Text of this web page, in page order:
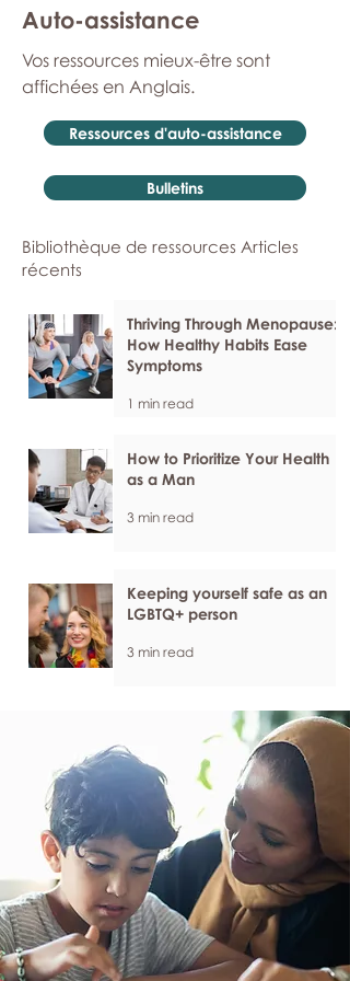
Auto-assistance
Vos ressources mieux-être sont
affichées en Anglais.
Ressources d'auto-assistance
Bulletins
Bibliothèque de ressources Articles
récents
Thriving Through Menopause:
How Healthy Habits Ease
Symptoms
1 min read
How to Prioritize Your Health
as a Man
3 min read
Keeping yourself safe as an
LGBTQ+ person
3 min read